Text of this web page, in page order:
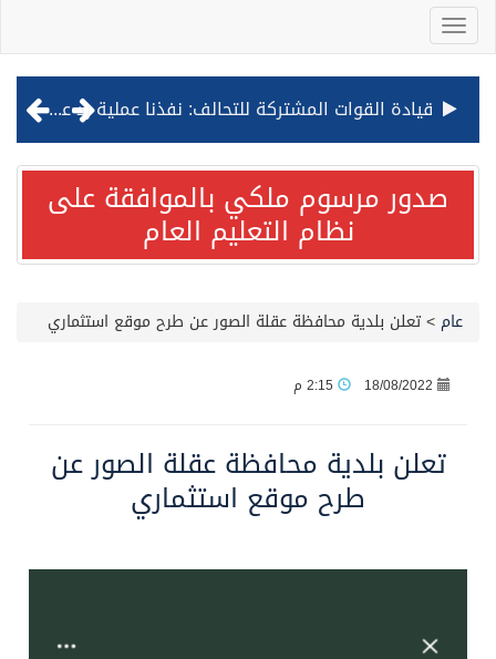
قيادة القوات المشتركة للتحالف: نفذنا عملية رد عسكري متناسبة لأهداف عسكرية مشروعة تابعة للمليشيا الحوثية الإرهابية في محافظة الحديدة
مصدر مسؤول بالهيئة العامة للنقل: استهداف السفينة السعودية NCC MASA خلال إبحارها في البحر الأحمر نتج عنه إصابة طفيفة في بدنها
الهيئة العامة للأمن الغذائي تكثف جهودها للحد من الفقد والهدر الغذائي خلال موسم حج 1447هـ
محافظ عفيف يؤدي صلاة عيد الأضحى
صدور مرسوم ملكي بالموافقة على
نظام التعليم العام
عام >تعلن بلدية محافظة عقلة الصور عن طرح موقع استثماري
18/08/2022
تعلن بلدية محافظة عقلة الصور عن
طرح موقع استثماري